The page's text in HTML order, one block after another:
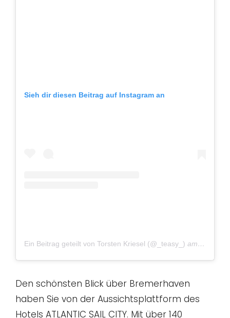
Sieh dir diesen Beitrag auf Instagram an
Ein Beitrag geteilt von Torsten Kriesel (@_teasy_) am Mär 26,
Den schönsten Blick über Bremerhaven
haben Sie von der Aussichtsplattform des
Hotels ATLANTIC SAIL CITY. Mit über 140